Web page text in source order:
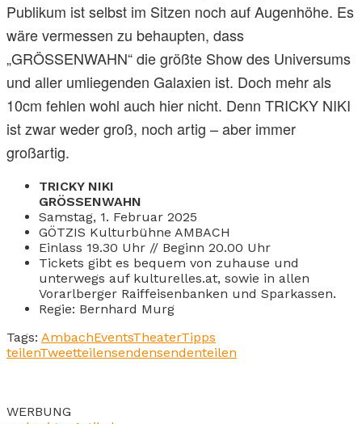
Publikum ist selbst im Sitzen noch auf Augenhöhe. Es
wäre vermessen zu behaupten, dass
„GRÖSSENWAHN“ die größte Show des Universums
und aller umliegenden Galaxien ist. Doch mehr als
10cm fehlen wohl auch hier nicht. Denn TRICKY NIKI
ist zwar weder groß, noch artig – aber immer
großartig.
TRICKY NIKI
GRÖSSENWAHN
Samstag, 1. Februar 2025
GÖTZIS Kulturbühne AMBACH
Einlass 19.30 Uhr // Beginn 20.00 Uhr
Tickets gibt es bequem von zuhause und
unterwegs auf kulturelles.at, sowie in allen
Vorarlberger Raiffeisenbanken und Sparkassen.
Regie: Bernhard Murg
Tags: AmbachEventsTheaterTipps
teilenTweetteilensendensendenteilen
WERBUNG